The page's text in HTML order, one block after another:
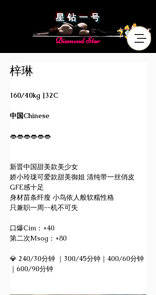
星 钻 一 号
Diamond Star
梓琳
160/40kg |32C
中国Chinese
👄👄👄👄👄👄
新晋中国甜美款美少女
娇小玲珑可爱款甜美御姐 清纯带一丝俏皮
GFE感十足
身材苗条纤瘦 小鸟依人般软糯性格
只兼职一周~~机不可失
口爆Cim：+40
第二次Msog：+80
💎 240/30分钟 ｜300/45分钟｜400/60分钟
｜600/90分钟